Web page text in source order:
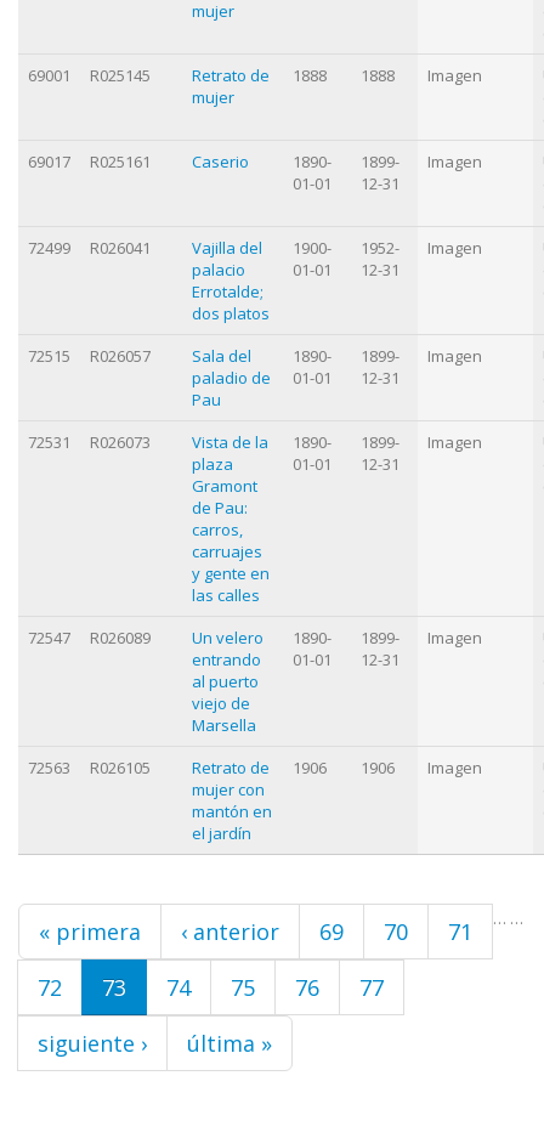
mujer
69001
R025145
Retrato de
mujer
1888 1888 Imagen
69017
R025161 Caserio
1890-
01-01
1899-
12-31
Imagen
72499
R026041
Vajilla del
palacio
Errotalde;
dos platos
1900-
01-01
1952-
12-31
Imagen
72515 R026057
Sala del
paladio de
Pau
1890-
01-01
1899-
12-31
Imagen
72531
R026073
Vista de la
plaza
Gramont
de Pau:
carros,
carruajes
y gente en
las calles
1890-
01-01
1899-
12-31
Imagen
72547 R026089
Un velero
entrando
al puerto
viejo de
Marsella
1890-
01-01
1899-
12-31
Imagen
72563 R026105
Retrato de
mujer con
mantón en
el jardín
1906 1906 Imagen
Páginas
« primera ‹ anterior …
69 70
71
72
73 74 75 76 77
…
siguiente › última »